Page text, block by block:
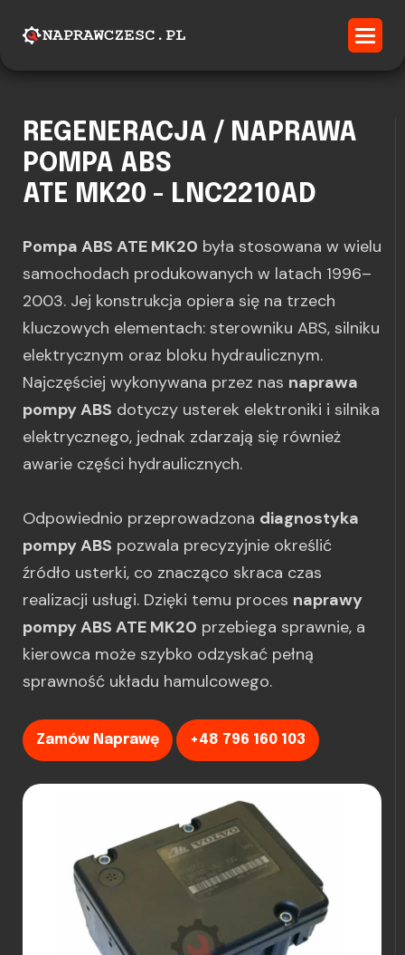
REGENERACJA / NAPRAWA
POMPA ABS
ATE MK20 - LNC2210AD
Pompa ABS ATE MK20 była stosowana w wielu
samochodach produkowanych w latach 1996–
2003. Jej konstrukcja opiera się na trzech
kluczowych elementach: sterowniku ABS, silniku
elektrycznym oraz bloku hydraulicznym.
Najczęściej wykonywana przez nas naprawa
pompy ABS dotyczy usterek elektroniki i silnika
elektrycznego, jednak zdarzają się również
awarie części hydraulicznych.
Odpowiednio przeprowadzona diagnostyka
pompy ABS pozwala precyzyjnie określić
źródło usterki, co znacząco skraca czas
realizacji usługi. Dzięki temu proces naprawy
pompy ABS ATE MK20 przebiega sprawnie, a
kierowca może szybko odzyskać pełną
sprawność układu hamulcowego.
Zamów Naprawę +48 796 160 103